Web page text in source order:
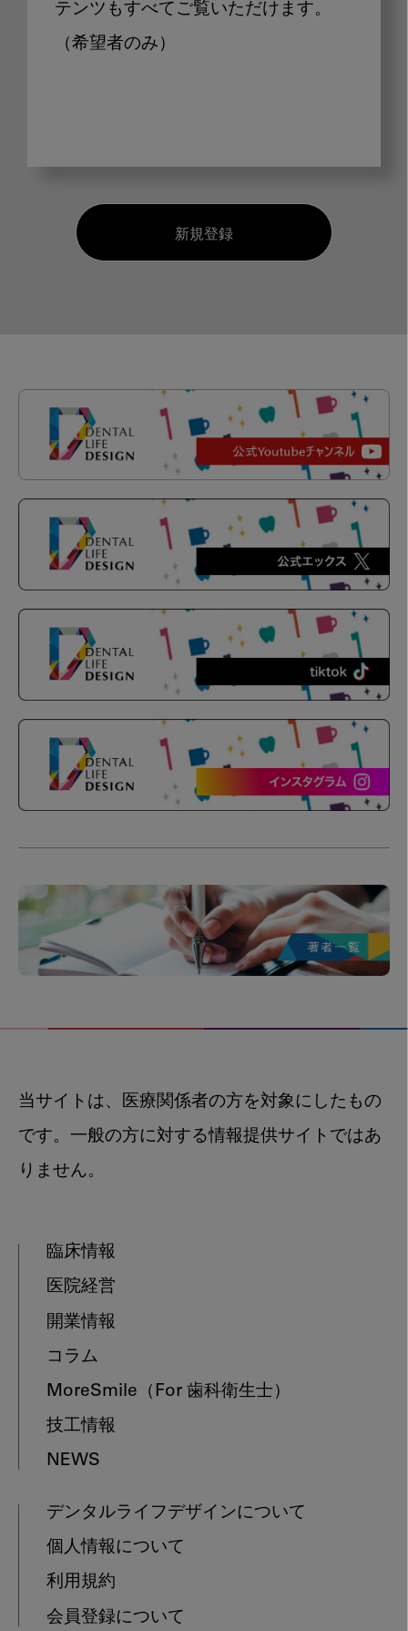
テンツもすべてご覧いただけます。
（希望者のみ）
新規登録
当サイトは、医療関係者の方を対象にしたもの
です。一般の方に対する情報提供サイトではあ
りません。
臨床情報
医院経営
開業情報
コラム
MoreSmile （For 歯科衛生士）
技工情報
NEWS
デンタルライフデザインについて
個人情報について
利用規約
会員登録について